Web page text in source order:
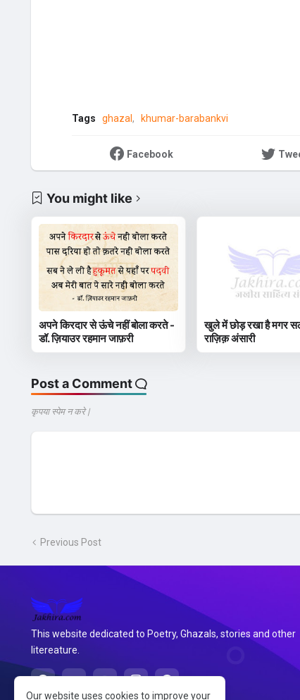
Tags ghazal khumar-barabankvi
Facebook
You might like
अपने किरदार से ऊंचे नहीं बोला करते -
डॉ. ज़ियाउर रहमान जाफ़री
खुले में छोड़ रखा है मगर
राज़िक़ अंसारी
Post a Comment
कृपया स्पेम न करे |
Previous Post
This website dedicated to Poetry, Ghazals, stories and other
litereature.
Our website uses cookies to improve your